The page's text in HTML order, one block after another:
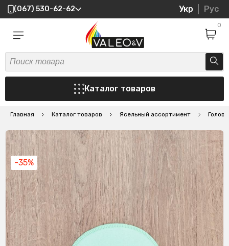
(067) 530-62-62 Укр Рус
0
Каталог товаров
Главная Каталог товаров Ясельный ассортимент
-35%